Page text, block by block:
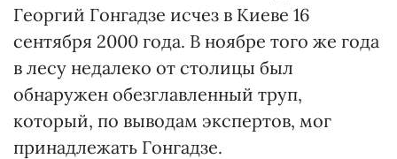
Георгий Гонгадзе исчез в Киеве 16
сентября 2000 года. В ноябре того же года
в лесу недалеко от столицы был
обнаружен обезглавленный труп,
который, по выводам экспертов, мог
принадлежать Гонгадзе.